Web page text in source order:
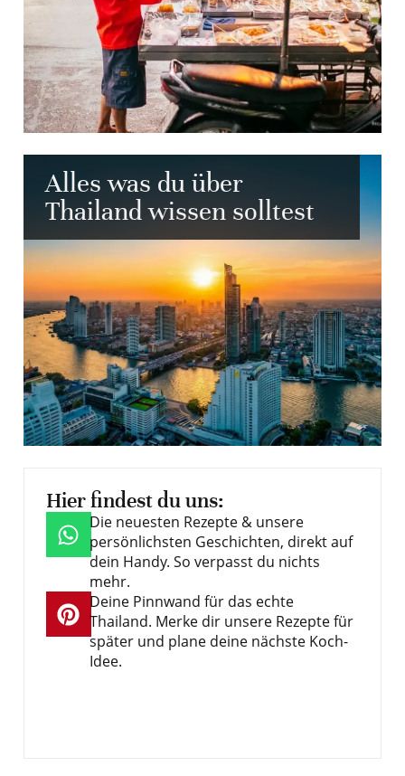
Alles was du über
Thailand wissen solltest
Hier findest du uns:
Die neuesten Rezepte & unsere
persönlichsten Geschichten, direkt auf
dein Handy. So verpasst du nichts
mehr.
Deine Pinnwand für das echte
Thailand. Merke dir unsere Rezepte für
später und plane deine nächste Koch-
Idee.